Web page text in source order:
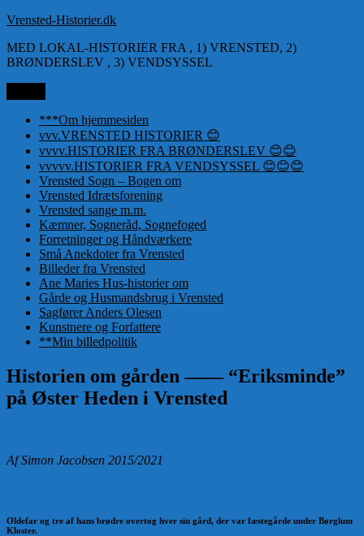
Videre
indhold
Vrensted-Historier.dk
MED LOKAL-HISTORIER FRA , 1) VRENSTED, 2)
BRØNDERSLEV , 3) VENDSYSSEL
***Om hjemmesiden
vvv.VRENSTED HISTORIER 😊
vvvv.HISTORIER FRA BRØNDERSLEV 😊😊
vvvvv.HISTORIER FRA VENDSYSSEL 😊😊😊
Vrensted Sogn – Bogen om
Vrensted Idrætsforening
Vrensted sange m.m.
Kæmner, Sogneråd, Sognefoged
Forretninger og Håndværkere
Små Anekdoter fra Vrensted
Billeder fra Vrensted
Ane Maries Hus-historier om
Gårde og Husmandsbrug i Vrensted
Sagfører Anders Olesen
Kunstnere og Forfattere
**Min billedpolitik
Historien om gården —— “Eriksminde”
på Øster Heden i Vrensted
Af Simon Jacobsen 2015/2021
Oldefar og tre af hans brødre overtog hver sin gård, der var fæstegårde under Børglum
Kloster.